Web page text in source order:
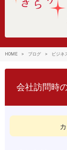
HOME > ブログ > ビジネ
会社訪問時